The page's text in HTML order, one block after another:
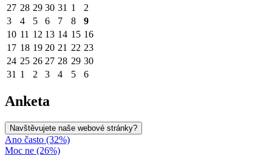
27 28 29 30 31 1
2
3
4 5 6 7 8
9
10 11 12 13 14 15 16
17 18 19 20 21 22 23
24 25 26 27 28 29 30
31 1 2 3 4 5 6
Anketa
Navštěvujete naše webové stránky?
Ano často (32%)
Moc ne (26%)